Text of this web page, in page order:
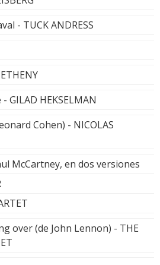
- TUCK ANDRESS
GILAD HEKSELMAN
Cohen) - NICOLAS
McCartney, en dos versiones
over (de John Lennon) - THE